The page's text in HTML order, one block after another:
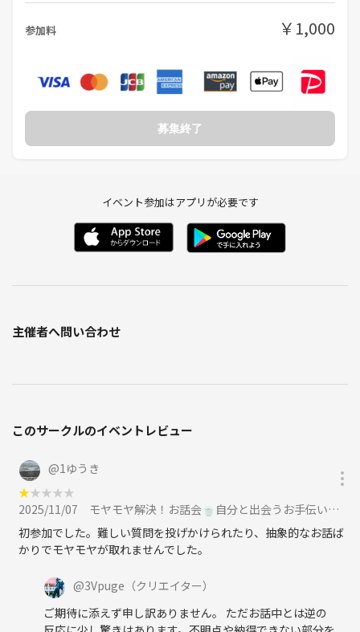
からです。
か核心に近づくのは難しいですが
この会でお話していくことで少し心を楽にしたり、一歩踏み出すきっか
参加料 ￥1,000
募集終了
イベント参加はアプリが必要です
主催者へ問い合わせ
このサークルのイベントレビュー
@1ゆうき
★★★★★
2025/11/07
モヤモヤ解決！お話会🍵自分と出会うお手伝いします😌【オンライン開催、11月7日(金)15時30分〜】に参加
初参加でした。難しい質問を投げかけられたり、抽象的なお話ば
かりでモヤモヤが取れませんでした。
@3Vpuge （クリエイター）
ご期待に添えず申し訳ありません。 ただお話中とは逆の